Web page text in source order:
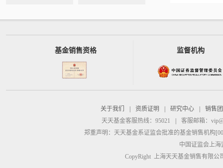
基金销售资格 监督机构
关于我们 资质证明 研究中心
销售
天天基金客服热线：95021
客服邮箱：
郑重声明： 天天基金系证监会批准的基金销售机构
中国证监会上
CopyRight 上海天天基金销售有限